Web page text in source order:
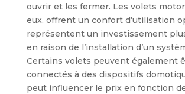
ouvrir et les fermer. Les volets
eux, offrent un confort d’utilisation
représentent un investissement
en raison de l’installation d’un
Certains volets peuvent également
connectés à des dispositifs
peut influencer le prix en fonction